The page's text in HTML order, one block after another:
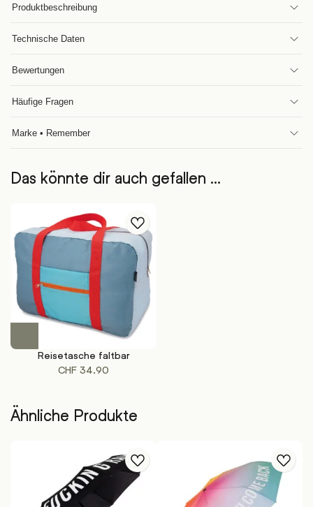
Produktbeschreibung
Technische Daten
Bewertungen
Häufige Fragen
Marke • Remember
Das könnte dir auch gefallen …
weist
mehrere
Die
Produktseite
Reisetasche faltbar
CHF 34.90
Ähnliche Produkte